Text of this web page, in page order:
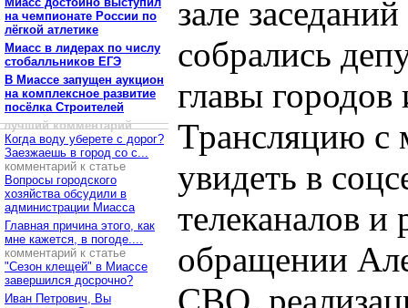
на чемпионате России по
лёгкой атлетике
Миасс в лидерах по числу
стобалльников ЕГЭ
В Миассе запущен аукцион
на комплексное развитие
посёлка Строителей
лучший комментарий
Когда воду уберете с дорог?
Заезжаешь в город со с...
комментарий к статье
Вопросы городского
хозяйства обсудили в
администрации Миасса
Главная причина этого, как
мне кажется, в погоде....
комментарий к статье
"Сезон клещей" в Миассе
завершился досрочно?
Иван Петрович, Вы
зале
собрались
главы городов
Трансляцию с
увидеть в
телеканалов
обращении